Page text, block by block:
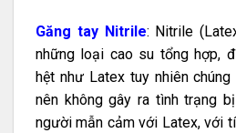
Găng tay Nitrile: Nitrile
những loại cao su tổng hợp,
hệt như Latex tuy nhiên
nên không gây ra tình trạng
người mẫn cảm với Latex, với